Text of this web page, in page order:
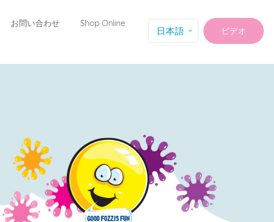
お問い合わせ Shop Online
日本語 ビデオ